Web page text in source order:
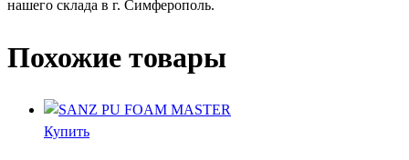
нашего склада в г. Симферополь.
Похожие товары
Купить